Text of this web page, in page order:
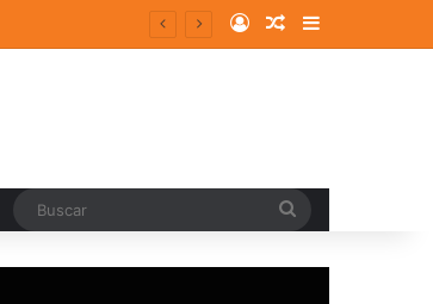
Log InRandom Article
Sidebar